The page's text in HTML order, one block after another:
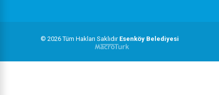
© 2026 Tüm Hakları Saklıdır Esenköy Belediyesi